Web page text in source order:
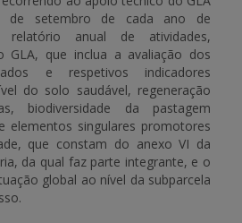
setembro de cada ano de
relatório anual de atividades,
GLA, que inclua a avaliação dos
e respetivos indicadores
do solo saudável, regeneração
biodiversidade da pastagem
elementos singulares promotores
que constam do anexo VI da
da qual faz parte integrante, e o
global ao nível da subparcela